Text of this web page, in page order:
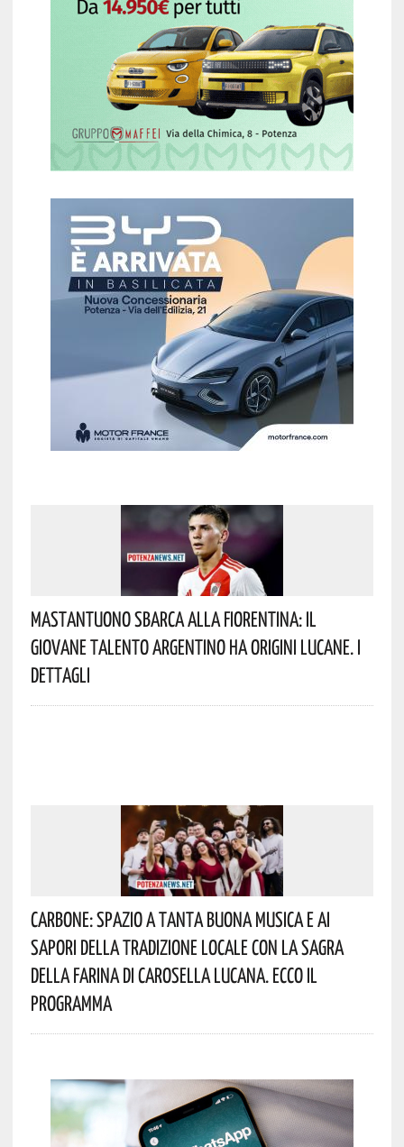
Mastantuono Sbarca Alla Fiorentina: Il
Giovane Talento Argentino Ha Origini Lucane. I
Dettagli
Carbone: Spazio A Tanta Buona Musica E Ai
Sapori Della Tradizione Locale Con La Sagra
Della Farina Di Carosella Lucana. Ecco Il
Programma